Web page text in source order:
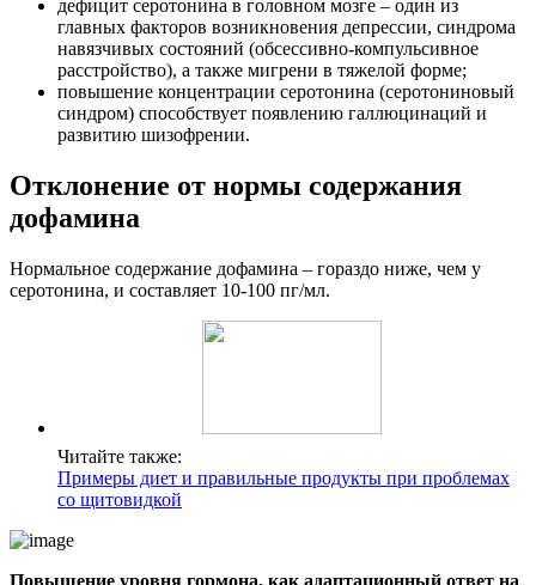
дефицит серотонина в головном мозге – один из
главных факторов возникновения депрессии, синдрома
навязчивых состояний (обсессивно-компульсивное
расстройство), а также мигрени в тяжелой форме;
повышение концентрации серотонина (серотониновый
синдром) способствует появлению галлюцинаций и
развитию шизофрении.
Отклонение от нормы содержания
дофамина
Нормальное содержание дофамина – гораздо ниже, чем у
серотонина, и составляет 10-100 пг/мл.
Читайте также:
Примеры диет и правильные продукты при проблемах
со щитовидкой
Повышение уровня гормона, как адаптационный ответ на